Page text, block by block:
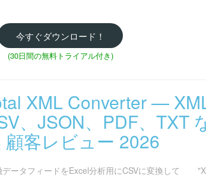
今すぐダウンロード！
(30日間の無料トライアル付き)
XML Converter —
、JSON、PDF、TXT
顧客レビュー 2026
ータフィードをExcel分析用にCSVに変換して